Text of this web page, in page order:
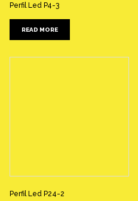
Perfil Led P4-3
READ MORE
Perfil Led P24-2